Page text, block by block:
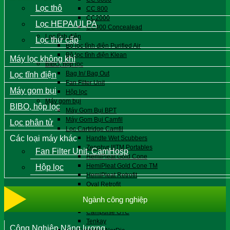
CC 800
CC2000
CC400 Concealead
Lọc tĩnh điện
Bộ lọc tĩnh điện Purified Air
Bộ lọc tĩnh điện Klean
BIBO, hộp lọc
Bag In/ Bag Out
Fan Filter Unit
Hộp lọc
Máy gom bụi
Máy Gom Bụi BPT
Máy Gom Bụi Camfil
Lọc Cartridge Camfil
Handte Wet Scubbers
Zenphyr IIITM Portables
HemiPleat Gold Cone
HemiPleat Gold Cone TM
HemiPleat Retrofit
Oval Retrofit
Campulse GT Polytech HE
Campulse GTC
Tenkay
Lọc thô
Lọc HEPA/ULPA
Lọc thứ cấp
Máy lọc không khí
Lọc tĩnh điện
Máy gom bụi
BIBO, hộp lọc
Lọc phân tử
Các loại máy khác
Fan Filter Unit, CamHosp
Hộp lọc
Ngành công nghiệp
Công Nghiệp Năng lượng